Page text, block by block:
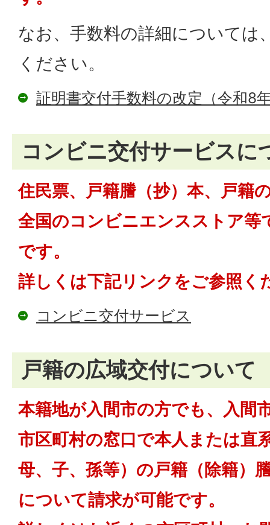
なお、手数料の詳細については
ください。
証明書交付手数料の改定（令和8
コンビニ交付サービスに
住民票、戸籍謄（抄）本、戸籍
全国のコンビニエンスストア等
です。
詳しくは下記リンクをご参照く
コンビニ交付サービス
戸籍の広域交付について
本籍地が入間市の方でも、入間
市区町村の窓口で本人または直
母、子、孫等）の戸籍（除籍）
について請求が可能です。